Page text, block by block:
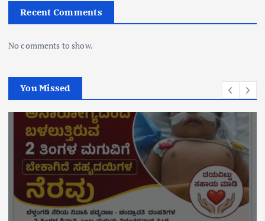
Recent Comments
No comments to show.
You Missed